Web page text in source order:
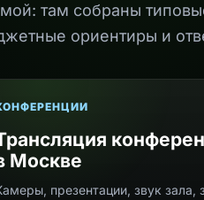
там собраны
ориентиры и
Москве
презентации, звук зала,